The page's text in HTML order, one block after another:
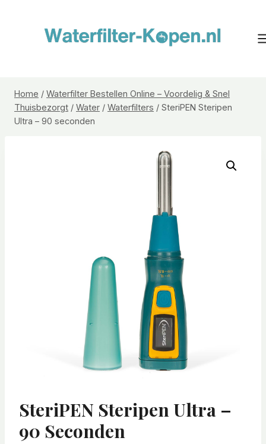
Home / Waterfilter Bestellen Online – Voordelig & Snel
Thuisbezorgt / Water / Waterfilters / SteriPEN Steripen
Ultra – 90 seconden
SteriPEN Steripen Ultra –
90 Seconden